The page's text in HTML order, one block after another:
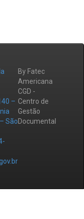
–
São
By Fatec
Americana
CGD -
Centro de
Gestão
Documental